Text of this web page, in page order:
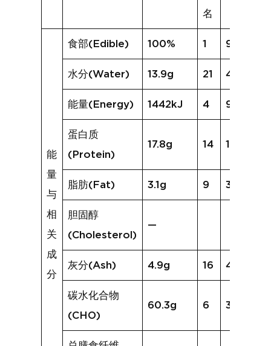
名
能
量
与
相
关
成
分
食部(Edible) 100% 1 97%
水分(Water) 13.9g 21 43.3g
能量(Energy) 1442kJ 4 917kJ
蛋白质
(Protein)
17.8g 14 13.9g
脂肪(Fat) 3.1g 9 3.7g
胆固醇
(Cholesterol)
—
灰分(Ash) 4.9g 16 4.7g
碳水化合物
(CHO)
60.3g 6 34.5g